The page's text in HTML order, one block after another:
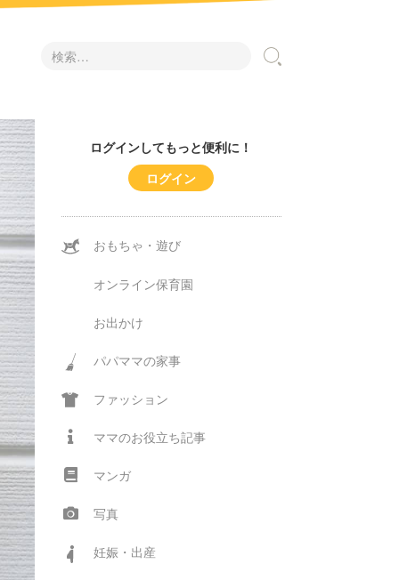
検
ログインしてもっと便利に！
ログイン
おもちゃ・遊び
オンライン保育園
お出かけ
パパママの家事
ファッション
ママのお役立ち記事
マンガ
写真
妊娠・出産